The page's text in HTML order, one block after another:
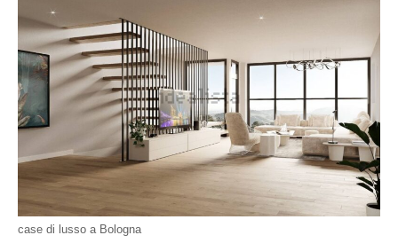
case di lusso a Bologna